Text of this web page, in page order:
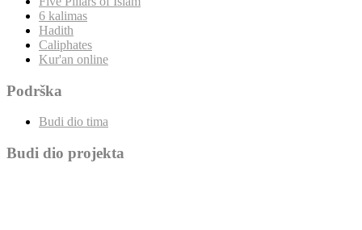
6 kalimas
Hadith
Caliphates
Kur'an online
Podrška
Budi dio tima
Budi dio projekta